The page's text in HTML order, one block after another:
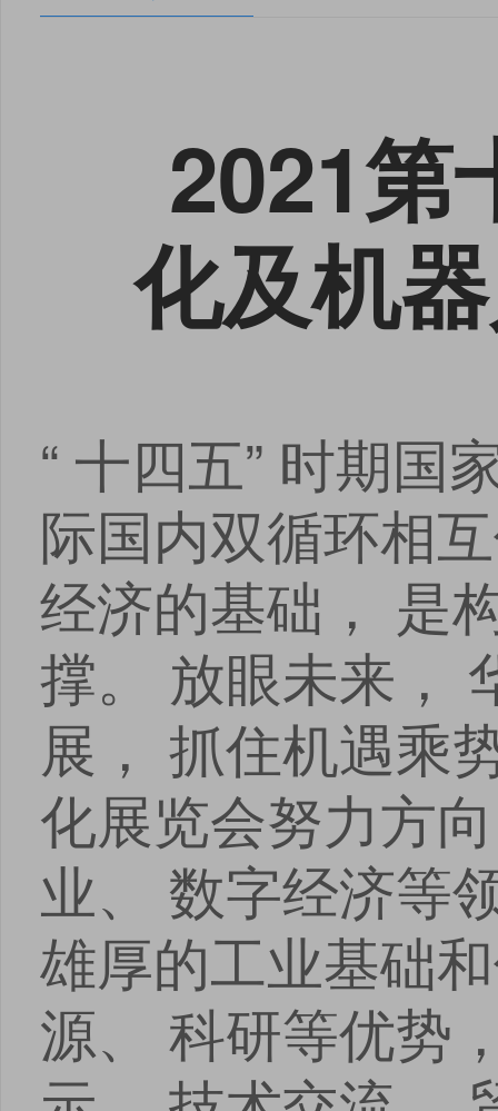
2021第
化及机
“ 十四五” 时期国
际国内双循环相
经济的基础， 是
撑。 放眼未来，
展， 抓住机遇乘
化展览会努力方
业、 数字经济等
雄厚的工业基础
源、 科研等优势